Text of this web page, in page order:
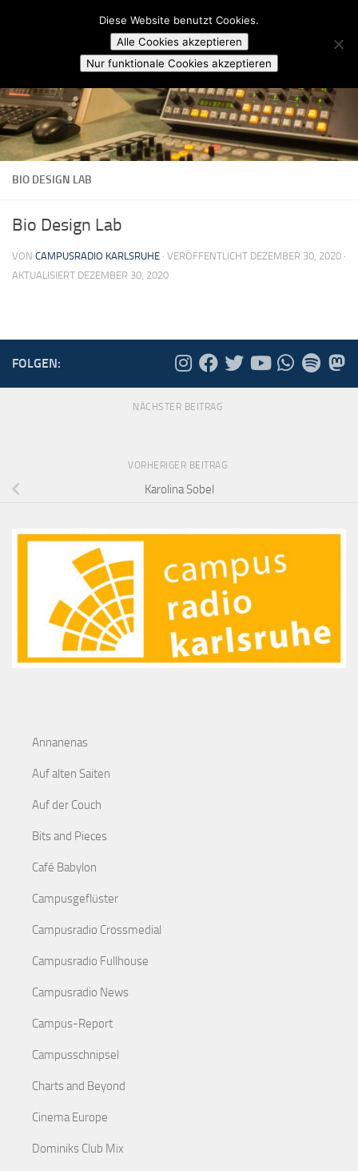
Skip to content
Campusradio Karlsruhe
BIO DESIGN LAB
Bio Design Lab
VON CAMPUSRADIO KARLSRUHE · VERÖFFENTLICHT DEZEMBER 30, 2020 ·
AKTUALISIERT DEZEMBER 30, 2020
FOLGEN:
NÄCHSTER BEITRAG
VORHERIGER BEITRAG
Karolina Sobel
Annanenas
Auf alten Saiten
Auf der Couch
Bits and Pieces
Café Babylon
Campusgeflüster
Campusradio Crossmedial
Campusradio Fullhouse
Campusradio News
Campus-Report
Campusschnipsel
Charts and Beyond
Cinema Europe
Dominiks Club Mix
Diese Website benutzt Cookies.
Alle Cookies akzeptieren
Nur funktionale Cookies akzeptieren